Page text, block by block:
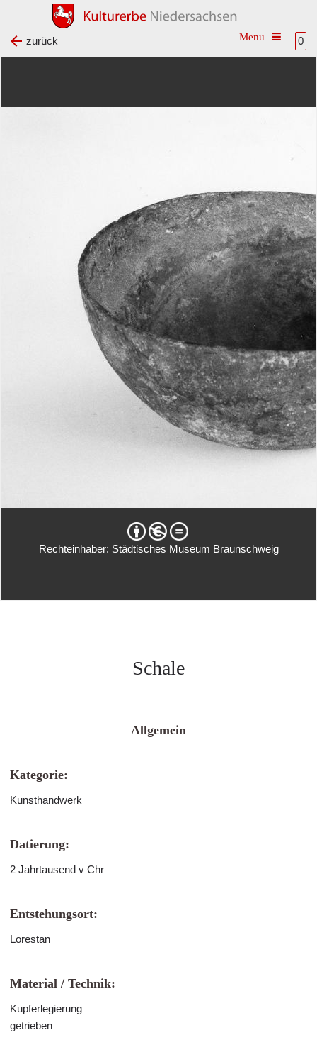
0
Toggle
zurück
Rechteinhaber: Städtisches Museum Braunschweig
Schale
Allgemein
Kategorie:
Kunsthandwerk
Datierung:
2 Jahrtausend v Chr
Entstehungsort:
Lorestān
Material / Technik:
Kupferlegierung
getrieben